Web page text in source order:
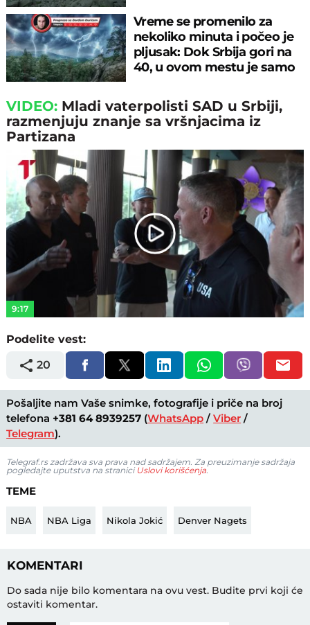
Vreme se promenilo za
nekoliko minuta i počeo je
pljusak: Dok Srbija gori na
40, u ovom mestu je samo
VIDEO: Mladi vaterpolisti SAD u Srbiji,
razmenjuju znanje sa vršnjacima iz
Partizana
Play
Video
9:17
Podelite vest:
20
Pošaljite nam Vaše snimke, fotografije i priče na broj
telefona +381 64 8939257 (WhatsApp /Viber /
Telegram).
Telegraf.rs zadržava sva prava nad sadržajem. Za preuzimanje sadržaja
pogledajte uputstva na stranici Uslovi korišćenja.
TEME
NBA NBA Liga Nikola Jokić Denver Nagets
KOMENTARI
Do sada nije bilo komentara na ovu vest. Budite prvi koji će
ostaviti komentar.